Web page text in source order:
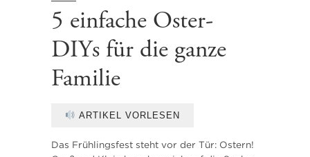
5 einfache Oster-
DIYs für die ganze
Familie
ARTIKEL VORLESEN
Das Frühlingsfest steht vor der Tür: Ostern!